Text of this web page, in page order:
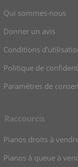
Qui sommes-nous
Donner un avis
Conditions
Politique de
Paramètres de
Raccourcis
Pianos droits à
Pianos à queue à